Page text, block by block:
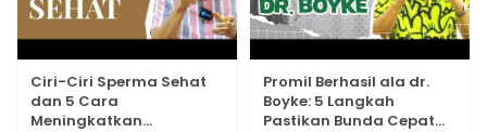
Ciri-Ciri Sperma Sehat
dan 5 Cara
Meningkatkan
Promil Berhasil ala dr.
Boyke: 5 Langkah
Pastikan Bunda Cepat